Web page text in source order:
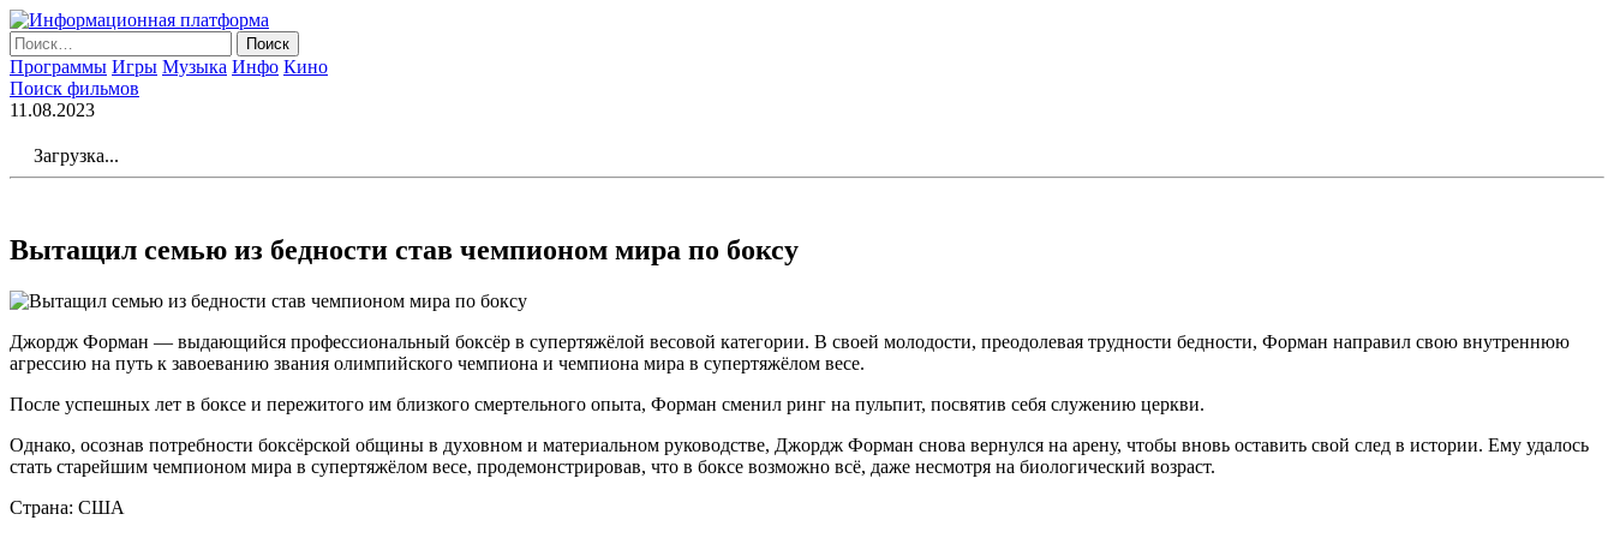
Skip
to
the
content
Найти:
Программы Игры Музыка Инфо Кино
Поиск фильмов
11.08.2023
Загрузка...
Вытащил семью из бедности став чемпионом мира по боксу
Джордж Форман — выдающийся профессиональный боксёр в супертяжёлой весовой категории. В своей молодости, преодолевая трудности бедности, Форман направил свою внутреннюю
агрессию на путь к завоеванию звания олимпийского чемпиона и чемпиона мира в супертяжёлом весе.
После успешных лет в боксе и пережитого им близкого смертельного опыта, Форман сменил ринг на пульпит, посвятив себя служению церкви.
Однако, осознав потребности боксёрской общины в духовном и материальном руководстве, Джордж Форман снова вернулся на арену, чтобы вновь оставить свой след в истории. Ему удалось
стать старейшим чемпионом мира в супертяжёлом весе, продемонстрировав, что в боксе возможно всё, даже несмотря на биологический возраст.
Страна: США